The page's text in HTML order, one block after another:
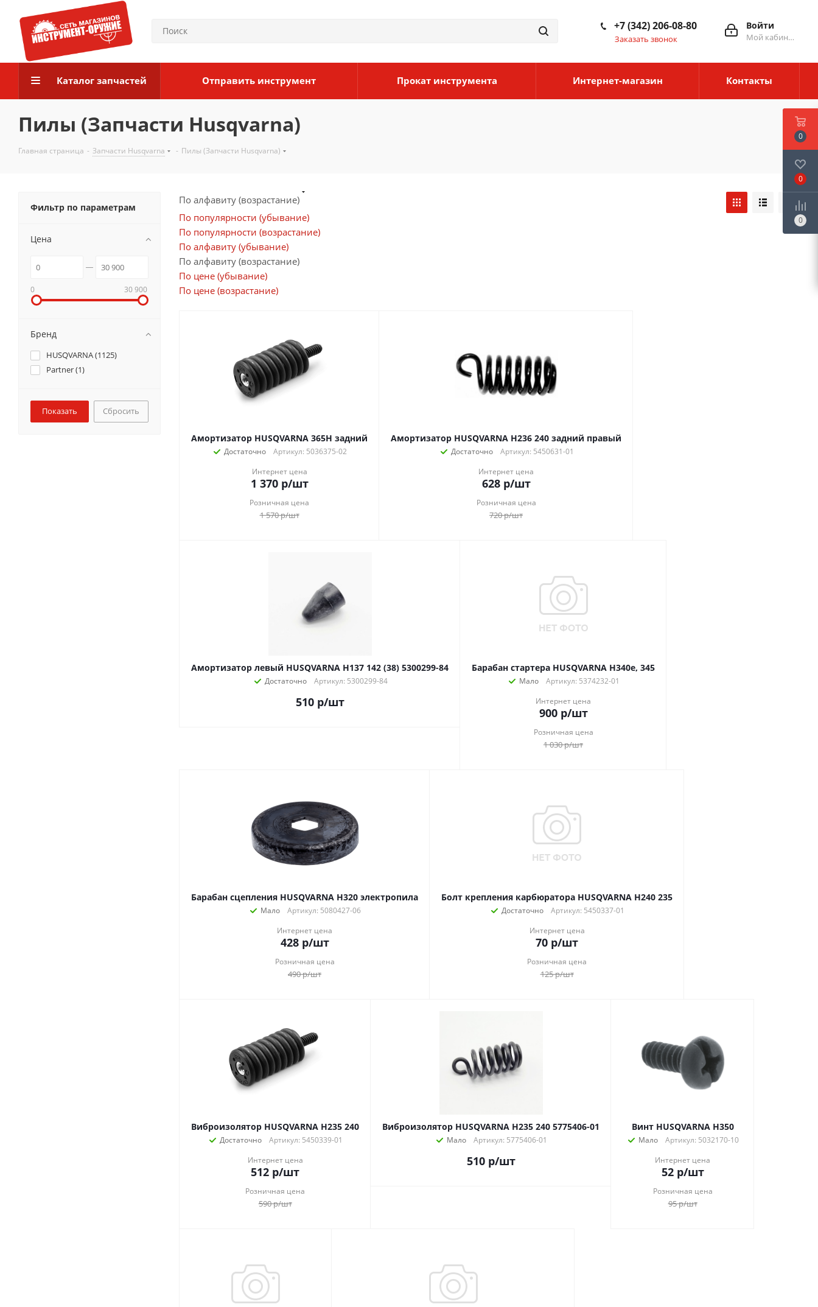
Войти
Мой кабинет
+7 (342) 206-08-80
Заказать звонок
Каталог запчастей Отправить инструмент Прокат инструмента Интернет-магазин Контакты
Пилы (Запчасти Husqvarna)
Главная страница - Запчасти Husqvarna - Пилы (Запчасти Husqvarna)
По алфавиту (возрастание)
По популярности (убывание)
По популярности (возрастание)
По алфавиту (убывание)
По алфавиту (возрастание)
По цене (убывание)
По цене (возрастание)
Амортизатор HUSQVARNA 365Н задний
Достаточно
Артикул: 5036375-02
Интернет цена
1 370р/шт
Розничная цена
1 570р/шт
Амортизатор HUSQVARNA H236 240 задний правый
Достаточно
Артикул: 5450631-01
Интернет цена
628р/шт
Розничная цена
720р/шт
Амортизатор левый HUSQVARNA H137 142 (38) 5300299-84
Достаточно Артикул: 5300299-84
510р/шт
Барабан стартера HUSQVARNA H340e, 345
Мало
Артикул: 5374232-01
Интернет цена
900р/шт
Розничная цена
1 030р/шт
Барабан сцепления HUSQVARNA H320 электропила
Мало
Артикул: 5080427-06
Интернет цена
428р/шт
Розничная цена
490р/шт
Болт крепления карбюратора HUSQVARNA H240 235
Достаточно
Артикул: 5450337-01
Интернет цена
70 р/шт
Розничная цена
125р/шт
Виброизолятор HUSQVARNA H235 240
Достаточно
Артикул: 5450339-01
Интернет цена
512 р/шт
Розничная цена
590р/шт
Виброизолятор HUSQVARNA H235 240 5775406-01
Мало Артикул: 5775406-01
510р/шт
Винт HUSQVARNA H350
Мало
Артикул: 5032170-10
Интернет цена
52р/шт
Розничная цена
95р/шт
Фильтр по параметрам
Цена
0 30 900
Бренд
HUSQVARNA (1125)
Partner (1)
Сбросить
0
0
0